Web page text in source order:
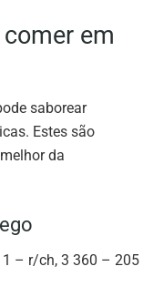
em
saborear
Estes são
da
1 – r/ch, 3 360 – 205